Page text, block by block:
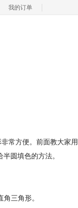
我的订单
常方便。前面教大家用
半圆填色的方法。
三角形。